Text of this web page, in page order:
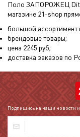
Поло ЗАПОРОЖЕЦ
магазине 21-shop
большой ассортимент
брендовые товары;
цена 2245 руб;
доставка заказов по
Подпишись на наши новости